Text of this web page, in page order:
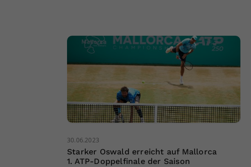
30.06.2023
Starker Oswald erreicht auf Mallorca
1. ATP-Doppelfinale der Saison